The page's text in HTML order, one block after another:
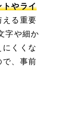
トやライ
える重要
字や細か
くくな
で、事前